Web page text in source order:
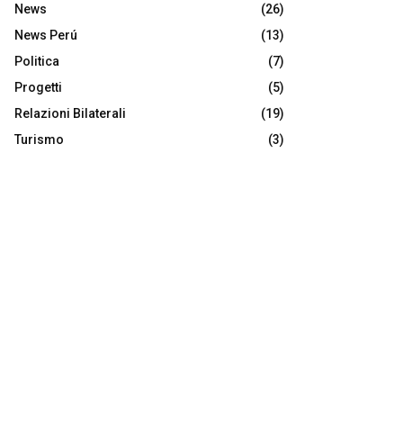
News
(26)
News Perú
(13)
Politica
(7)
Progetti
(5)
Relazioni Bilaterali
(19)
Turismo
(3)